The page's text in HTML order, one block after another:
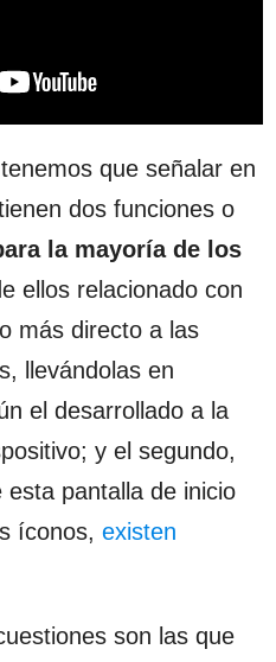
que señalar en
dos funciones o
la mayoría de los
ellos relacionado con
más directo a las
llevándolas en
el desarrollado a la
y el segundo,
pantalla de inicio
íconos, existen
son las que